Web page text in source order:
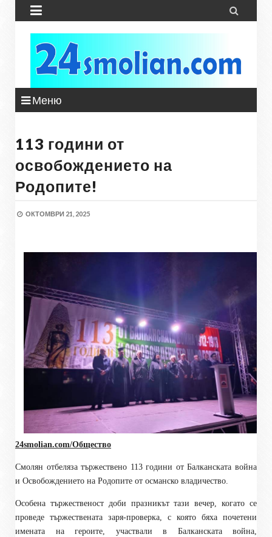
 
Меню
113 години от
освобождението на
Родопите!
ОКТОМВРИ 21, 2025
24smolian.com/Общество
Смолян отбеляза тържествено 113 години от Балканската война
и Освобождението на Родопите от османско владичество.
Особена тържественост доби празникът тази вечер, когато се
проведе тържествената заря-проверка, с която бяха почетени
имената на героите, участвали в Балканската война,